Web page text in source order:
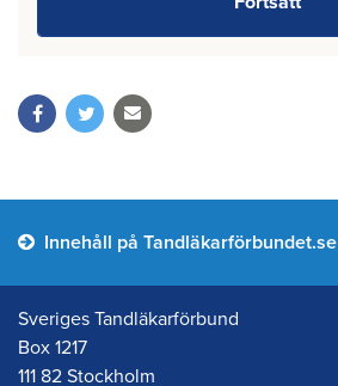
Innehåll på Tandläkarförbundet.se
Sveriges Tandläkarförbund
Box 1217
111 82 Stockholm